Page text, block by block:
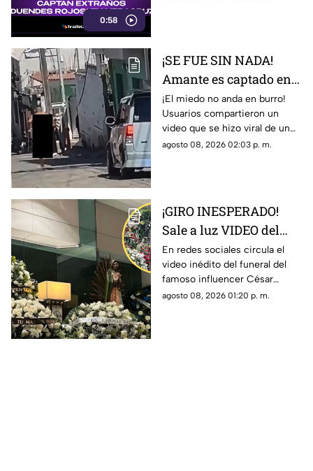
0:58
¡SE FUE SIN NADA!
Amante es captado en
plena calle tras la
llegada del esposo de la
mujer (+VIDEO)
¡El miedo no anda en burro!
Usuarios compartieron un
video que se hizo viral de un
amante corriendo sin nada tras
agosto 08, 2026 02:03 p. m.
¡GIRO INESPERADO!
Sale a luz VIDEO del
funeral del influencer
César Gastélum que
podrían explicar
muchas cosas
En redes sociales circula el
video inédito del funeral del
famoso influencer César
Gastélum, quien fue asesinado
agosto 08, 2026 01:20 p. m.